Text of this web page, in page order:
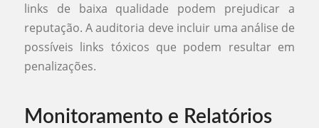
links de baixa qualidade podem prejudicar a
reputação. A auditoria deve incluir uma análise de
possíveis links tóxicos que podem resultar em
penalizações.
Monitoramento e Relatórios